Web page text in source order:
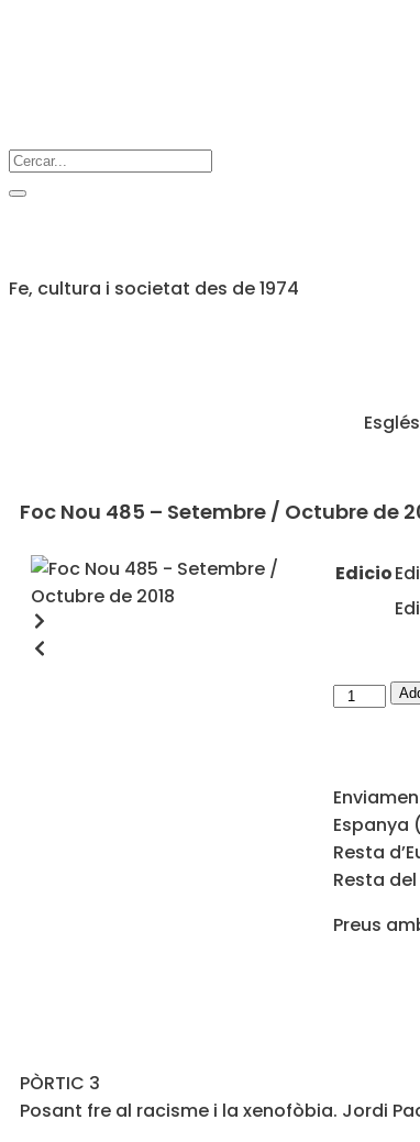
Fe, cultura i societat des de 1974
Foc Nou 485 – Setembre / Octubre de
Edicio
Espanya
Resta
Resta
Preus
PÒRTIC 3
Posant fre al racisme i la xenofòbia. Jordi